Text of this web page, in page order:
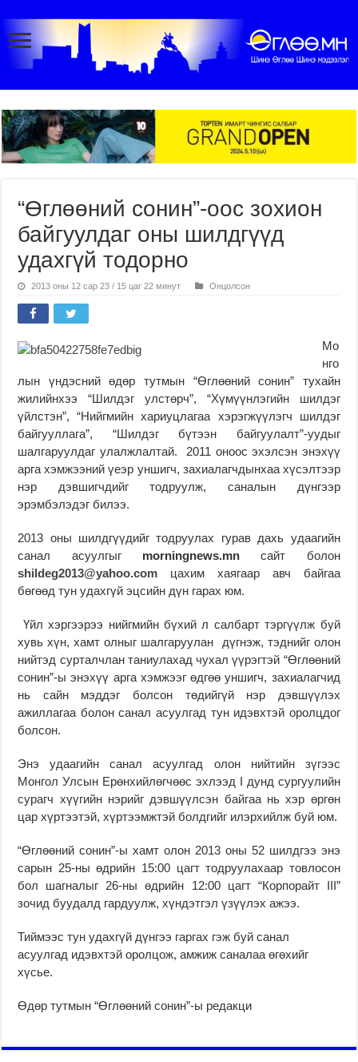
“Өглөөний сонин”-оос зохион
байгуулдаг оны шилдгүүд
удахгүй тодорно
2013 оны 12 сар 23 / 15 цаг 22 минут Онцолсон
Мо
нго
лын үндэсний өдөр тутмын “Өглөөний сонин” тухайн
жилийнхээ “Шилдэг улстөрч”, “Хүмүүнлэгийн шилдэг
үйлстэн”, “Нийгмийн хариуцлагаа хэрэгжүүлэгч шилдэг
байгууллага”, “Шилдэг бүтээн байгуулалт”-уудыг
шалгаруулдаг улалжлалтай. 2011 оноос эхэлсэн энэхүү
арга хэмжээний үеэр уншигч, захиалагчдынхаа хүсэлтээр
нэр дэвшигчдийг тодруулж, саналын дүнгээр
эрэмбэлэдэг билээ.
2013 оны шилдгүүдийг тодруулах гурав дахь удаагийн
санал асуулгыг morningnews.mn сайт болон
shildeg2013@yahoo.com цахим хаягаар авч байгаа
бөгөөд тун удахгүй эцсийн дүн гарах юм.
Үйл хэргээрээ нийгмийн бүхий л салбарт тэргүүлж буй
хувь хүн, хамт олныг шалгаруулан дүгнэж, тэднийг олон
нийтэд сурталчлан таниулахад чухал үүрэгтэй “Өглөөний
сонин”-ы энэхүү арга хэмжээг өдгөө уншигч, захиалагчид
нь сайн мэддэг болсон төдийгүй нэр дэвшүүлэх
ажиллагаа болон санал асуулгад тун идэвхтэй оролцдог
болсон.
Энэ удаагийн санал асуулгад олон нийтийн зүгээс
Монгол Улсын Ерөнхийлөгчөөс эхлээд I дунд сургуулийн
сурагч хүүгийн нэрийг дэвшүүлсэн байгаа нь хэр өргөн
цар хүртээтэй, хүртээмжтэй болдгийг илэрхийлж буй юм.
“Өглөөний сонин”-ы хамт олон 2013 оны 52 шилдгээ энэ
сарын 25-ны өдрийн 15:00 цагт тодруулахаар товлосон
бол шагналыг 26-ны өдрийн 12:00 цагт “Корпорайт III”
зочид буудалд гардуулж, хүндэтгэл үзүүлэх ажээ.
Тиймээс тун удахгүй дүнгээ гаргах гэж буй санал
асуулгад идэвхтэй оролцож, амжиж саналаа өгөхийг
хүсье.
Өдөр тутмын “Өглөөний сонин”-ы редакци